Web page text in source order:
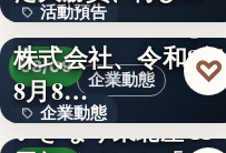
活動預告
300人
…
企業動態
08/09
企業動態
Internnect Group
株式会社、令和8年
8月8…
♡
いぎなり東北産 11